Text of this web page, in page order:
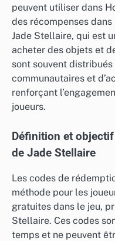
peuvent utiliser dans
des récompenses
Jade Stellaire, qui est
acheter des objets et
sont souvent distribués
communautaires et
renforçant
joueurs.
Définition et
de Jade Stellaire
Les codes de
méthode pour les
gratuites dans le jeu,
Stellaire. Ces codes
temps et ne peuvent